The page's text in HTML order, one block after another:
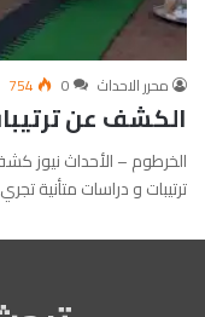
محرر الاحداث 0
754
الكشف عن
الخرطوم – الأحداث نيوز
ترتيبات و دراسات متأنية